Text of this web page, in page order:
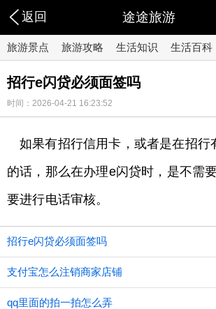
返回 途途旅游
旅游景点 旅游攻略 生活知识 生活百科
招行e闪贷必须面签吗
时间：2026-04-21 16:23:52
如果有招行信用卡，或者是在招行
的话，那么在办理e闪贷时，是不需
要进行电话审核。
招行e闪贷必须面签吗
支付宝怎么注销商家店铺
qq里面的拍一拍怎么弄